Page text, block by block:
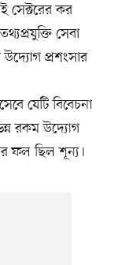
সেক্টরের কর
সেবা
উদ্যোগ প্রশংসার
যেটি বিবেচনা
রকম উদ্যোগ
ফল ছিল শূন্য।